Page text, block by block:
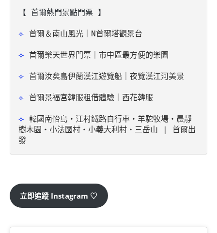
【 首爾熱門景點門票 】
⟣ 首爾＆南山風光｜N首爾塔觀景台
⟣ 首爾樂天世界門票｜市中區最方便的樂園
⟣ 首爾汝矣島伊蘭漢江遊覽船｜夜覽漢江河美景
⟣ 首爾景福宮韓服租借體驗｜西花韓服
⟣ 韓國南怡島・江村鐵路自行車・羊駝牧場・晨靜
樹木園・小法國村・小義大利村・三岳山 | 首爾出
發
立即追蹤 Instagram ♡